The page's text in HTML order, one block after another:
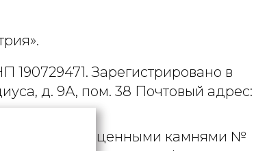
190729471. Зарегистрировано в
д. 9А, пом. 38 Почтовый адрес:
и драгоценными камнями №